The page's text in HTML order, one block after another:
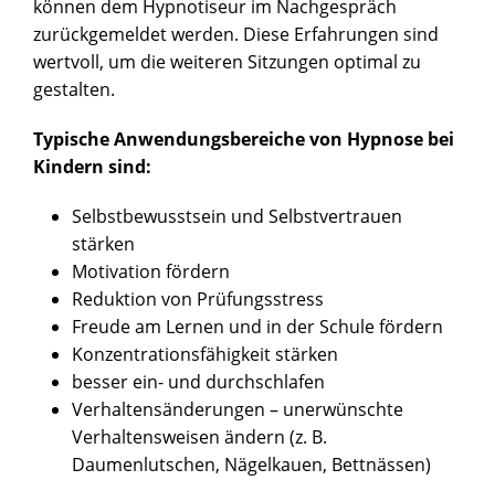
können dem Hypnotiseur im Nachgespräch
zurückgemeldet werden. Diese Erfahrungen sind
wertvoll, um die weiteren Sitzungen optimal zu
gestalten.
Typische Anwendungsbereiche von Hypnose bei
Kindern sind:
Selbstbewusstsein und Selbstvertrauen
stärken
Motivation fördern
Reduktion von Prüfungsstress
Freude am Lernen und in der Schule fördern
Konzentrationsfähigkeit stärken
besser ein- und durchschlafen
Verhaltensänderungen – unerwünschte
Verhaltensweisen ändern (z. B.
Daumenlutschen, Nägelkauen, Bettnässen)